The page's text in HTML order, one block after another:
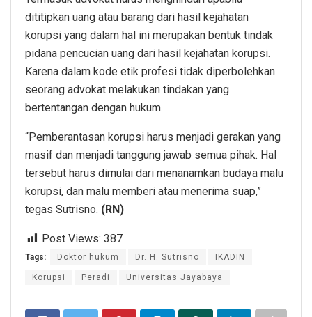
dititipkan uang atau barang dari hasil kejahatan
korupsi yang dalam hal ini merupakan bentuk tindak
pidana pencucian uang dari hasil kejahatan korupsi.
Karena dalam kode etik profesi tidak diperbolehkan
seorang advokat melakukan tindakan yang
bertentangan dengan hukum.
“Pemberantasan korupsi harus menjadi gerakan yang
masif dan menjadi tanggung jawab semua pihak. Hal
tersebut harus dimulai dari menanamkan budaya malu
korupsi, dan malu memberi atau menerima suap,”
tegas Sutrisno. (RN)
Post Views: 387
Tags: Doktor hukum Dr. H. Sutrisno IKADIN
Korupsi Peradi Universitas Jayabaya